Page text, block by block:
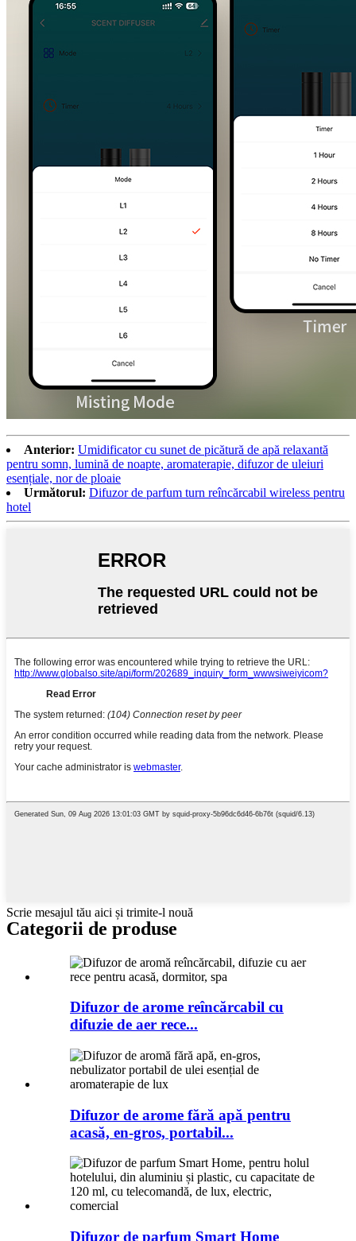
Anterior: Umidificator cu sunet de picătură de apă relaxantă
pentru somn, lumină de noapte, aromaterapie, difuzor de uleiuri
esențiale, nor de ploaie
Următorul: Difuzor de parfum turn reîncărcabil wireless pentru
hotel
Scrie mesajul tău aici și trimite-l nouă
Categorii de produse
Difuzor de arome reîncărcabil cu
difuzie de aer rece...
Difuzor de arome fără apă pentru
acasă, en-gros, portabil...
Difuzor de parfum Smart Home